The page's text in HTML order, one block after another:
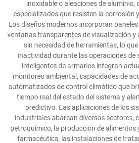
inoxidable o aleaciones de aluminio,
especializados que resisten la corrosión
Los diseños modernos incorporan
ventanas transparentes de visualización y
sin necesidad de herramientas, lo
inactividad durante las operaciones de
inteligentes de armarios integran
monitoreo ambiental, capacidades de
automatizados de control climático que
tiempo real del estado del sistema y
predictivo. Las aplicaciones de los
industriales abarcan diversos sectores,
petroquímico, la producción de alimentos
farmacéutica, las instalaciones de